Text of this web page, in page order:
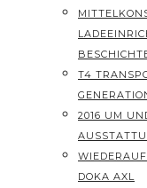
T4
2016 UM
DOKA AXL